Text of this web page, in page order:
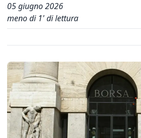
05 giugno 2026
meno di 1' di lettura